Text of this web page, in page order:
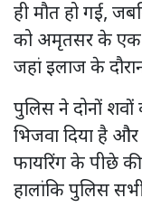
ही मौत हो गई,
को अमृतसर के एक
जहां इलाज के
पुलिस ने दोनों
भिजवा दिया है
फायरिंग के पीछे
हालांकि पुलिस